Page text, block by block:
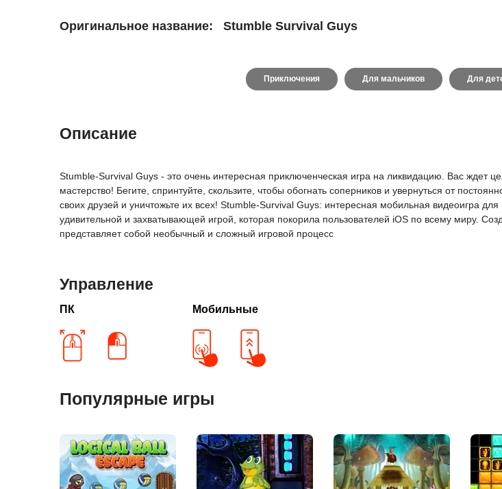
Оригинальное название: Stumble Survival Guys
Приключения Для мальчиков Для
Описание
Stumble-Survival Guys - это очень интересная приключенческая игра на ликвидацию. Вас ждет
мастерство! Бегите, спринтуйте, скользите, чтобы обогнать соперников и увернуться от
своих друзей и уничтожьте их всех! Stumble-Survival Guys: интересная мобильная видеоигра
удивительной и захватывающей игрой, которая покорила пользователей iOS по всему миру.
представляет собой необычный и сложный игровой процесс
Управление
ПК Мобильные
Популярные игры